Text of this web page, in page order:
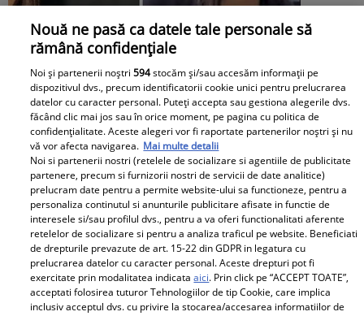
Andreea Popescu și fosta soacră, schimb
de replici. Ce i-a spus mama lui Rareș
Cojoc influenceriței: „Am găsit soluția”
Nouă ne pasă ca datele tale personale să
rămână confidențiale
Noi și partenerii noștri594stocăm și/sau accesăm informații pe
dispozitivul dvs., precum identificatorii cookie unici pentru prelucrarea
datelor cu caracter personal. Puteți accepta sau gestiona alegerile dvs.
făcând clic mai jos sau în orice moment, pe pagina cu politica de
confidențialitate. Aceste alegeri vor fi raportate partenerilor noștri și nu
vă vor afecta navigarea. Mai multe detalii
Noi si partenerii nostri (retelele de socializare si agentiile de publicitate
partenere, precum si furnizorii nostri de servicii de date analitice)
prelucram date pentru a permite website-ului sa functioneze, pentru a
personaliza continutul si anunturile publicitare afisate in functie de
interesele si/sau profilul dvs., pentru a va oferi functionalitati aferente
retelelor de socializare si pentru a analiza traficul pe website. Beneficiati
de drepturile prevazute de art. 15-22 din GDPR in legatura cu
prelucrarea datelor cu caracter personal. Aceste drepturi pot fi
exercitate prin modalitatea indicataaici. Prin click pe “ACCEPT TOATE”,
acceptati folosirea tuturor Tehnologiilor de tip Cookie, care implica
inclusiv acceptul dvs. cu privire la stocarea/accesarea informatiilor de